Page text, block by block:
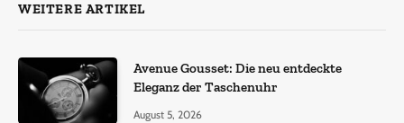
WEITERE ARTIKEL
Avenue Gousset: Die neu entdeckte
Eleganz der Taschenuhr
August 5, 2026